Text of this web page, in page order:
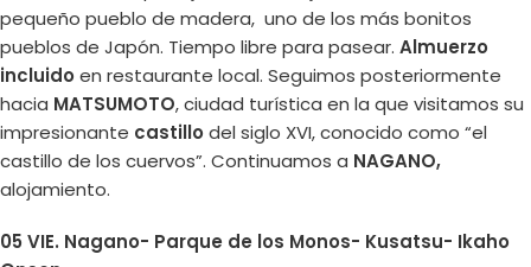
pequeño pueblo de madera, uno de los más bonitos
pueblos de Japón. Tiempo libre para pasear. Almuerzo
incluido en restaurante local. Seguimos posteriormente
hacia MATSUMOTO, ciudad turística en la que visitamos su
impresionante castillo del siglo XVI, conocido como “el
castillo de los cuervos”. Continuamos a NAGANO,
alojamiento.
05 VIE. Nagano- Parque de los Monos- Kusatsu- Ikaho